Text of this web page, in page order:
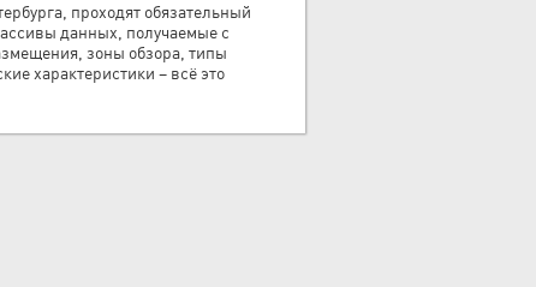
проходят обязательный
данных, получаемые с
зоны обзора, типы
характеристики – всё это